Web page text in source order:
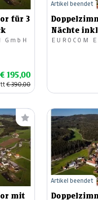
für 3
GmbH
€ 195,00
€ 390,00
Nächte
EUROCOM
Artikel beendet
mit
Artikel beendet